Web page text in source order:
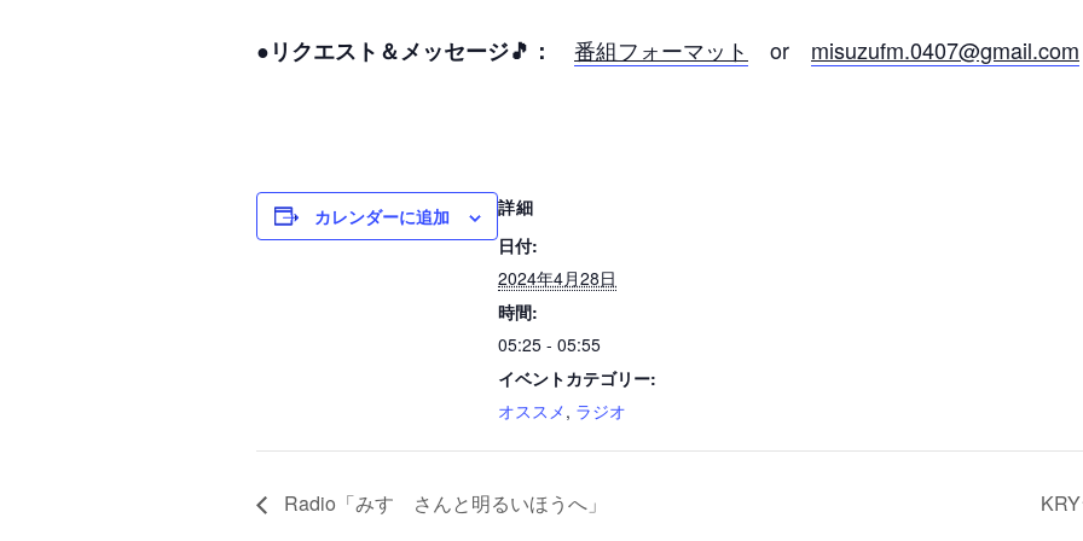
●リクエスト＆メッセージ🎵： 番組フォーマット or misuzufm.0407@gmail.com
カレンダーに追加
詳細
日付:
2024年4月28日
時間:
05:25 - 05:55
イベントカテゴリー:
オススメ, ラジオ
Radio「みすゞさんと明るいほうへ」